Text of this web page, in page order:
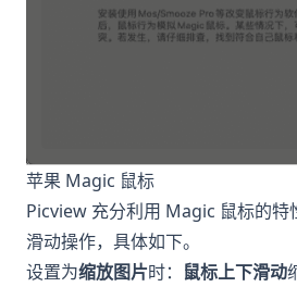
苹果 Magic 鼠标
Picview 充分利用 Magic 鼠标的特
滑动操作，具体如下。
设置为缩放图片时： 鼠标上下滑动